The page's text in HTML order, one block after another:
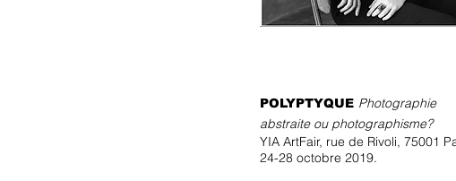
POLYPTYQUE Photographie
abstraite ou photographisme?
YIA ArtFair, rue de Rivoli, 75001
24-28 octobre 2019.